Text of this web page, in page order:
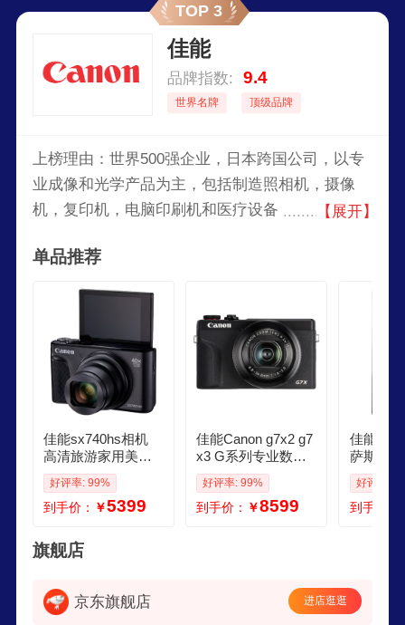
TOP 3
佳能
品牌指数: 9.4
世界名牌 顶级品牌
上榜理由：世界500强企业，日本跨国公司，以专
业成像和光学产品为主，包括制造照相机，摄像
机，复印机，电脑印刷机和医疗设备，业务范围广
的综合集团，佳能在全球有四个区域性销售总部，
分别位于美洲、欧洲、亚洲和日本，不断推出创新
的产品，以满足日新月异的产品需求。
【展开】
单品推荐
佳能sx740hs相机
高清旅游家用美颜
数码相机卡片机 入
门级长焦卡片机 Po
werShot SX740 HS
件 满足您的日常拍
摄需求
好评率: 99%
到手价： ￥5399
佳能Canon g7x2 g7
x3 G系列专业数码
相机学生vlog视频学
生家用卡片照相机
G7X Mark III 黑色
好评率: 99%
到手价： ￥8599
佳能新
萨斯
数码相
相机
会 长焦
好评率:
到手价：
旗舰店
京东旗舰店 进店逛逛